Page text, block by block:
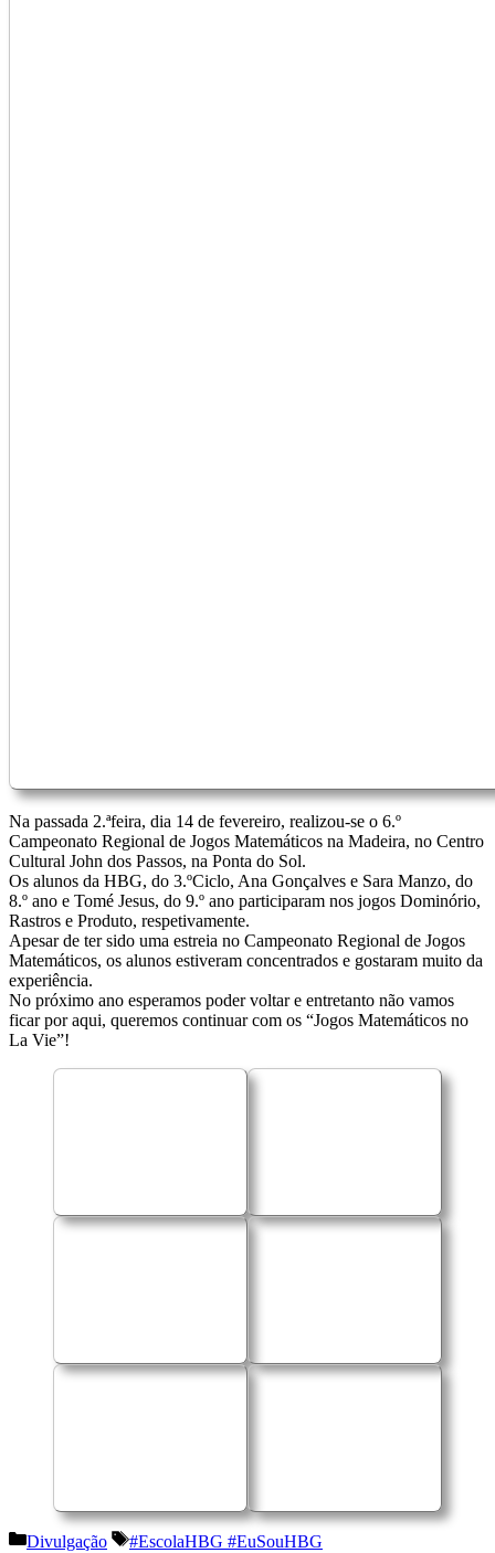
Na passada 2.ªfeira, dia 14 de fevereiro, realizou-se o 6.º
Campeonato Regional de Jogos Matemáticos na Madeira, no Centro
Cultural John dos Passos, na Ponta do Sol.
Os alunos da HBG, do 3.ºCiclo, Ana Gonçalves e Sara Manzo, do
8.º ano e Tomé Jesus, do 9.º ano participaram nos jogos Dominório,
Rastros e Produto, respetivamente.
Apesar de ter sido uma estreia no Campeonato Regional de Jogos
Matemáticos, os alunos estiveram concentrados e gostaram muito da
experiência.
No próximo ano esperamos poder voltar e entretanto não vamos
ficar por aqui, queremos continuar com os “Jogos Matemáticos no
La Vie”!
Categorias
Divulgação Etiquetas
#EscolaHBG #EuSouHBG